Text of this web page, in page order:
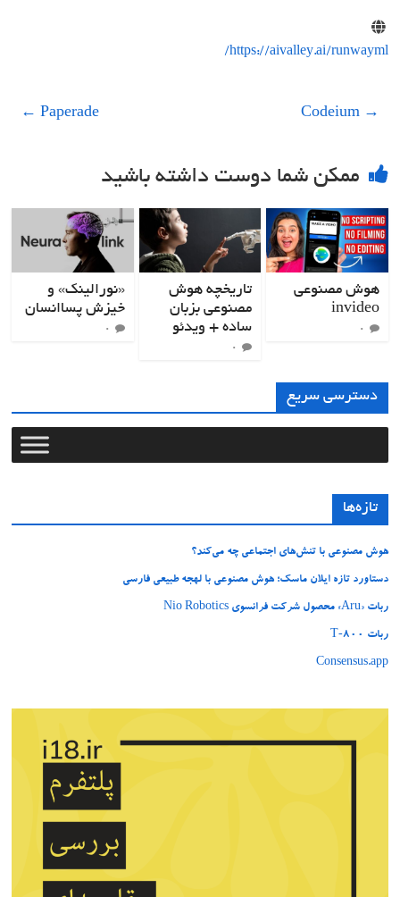
https://aivalley.ai/runwayml/
→
Codeium
Paperade
←
ممکن شما دوست داشته باشید
هوش مصنوعی
invideo
۰
تاریخچه هوش
مصنوعی بزبان
ساده + ویدئو
۰
«نورالینک» و
خیزش پساانسان
۰
دسترسی سریع
تازه‌ها
هوش مصنوعی با تنش‌های اجتماعی چه می‌کند؟
دستاورد تازه ایلان ماسک؛ هوش مصنوعی با لهجه طبیعی فارسی
ربات «Aru» محصول شرکت فرانسوی Nio Robotics
ربات T‑800
Consensus.app